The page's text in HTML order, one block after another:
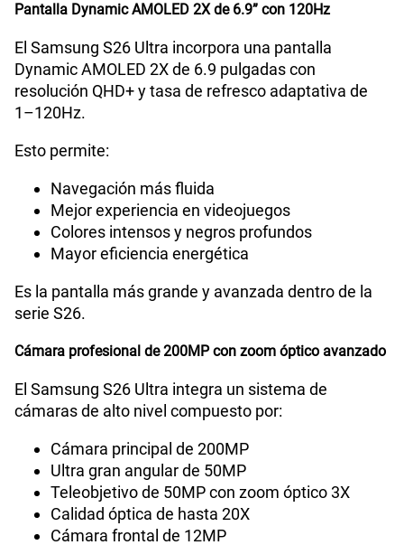
Capacidad Memoria Interna
GPS
Reconocimiento Facial
Lector de Huella
VoLTE
VoWiFi
Pantalla Dynamic AMOLED 2X de 6.9” con 120Hz
El Samsung S26 Ultra incorpora una pantalla
Dynamic AMOLED 2X de 6.9 pulgadas con
resolución QHD+ y tasa de refresco adaptativa de
1–120Hz.
Esto permite:
Navegación más fluida
Mejor experiencia en videojuegos
Colores intensos y negros profundos
Mayor eficiencia energética
Es la pantalla más grande y avanzada dentro de la
serie S26.
Cámara profesional de 200MP con zoom óptico avanzado
El Samsung S26 Ultra integra un sistema de
cámaras de alto nivel compuesto por:
Cámara principal de 200MP
Ultra gran angular de 50MP
Teleobjetivo de 50MP con zoom óptico 3X
Calidad óptica de hasta 20X
Cámara frontal de 12MP